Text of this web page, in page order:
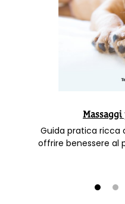
Guida pratica ricca